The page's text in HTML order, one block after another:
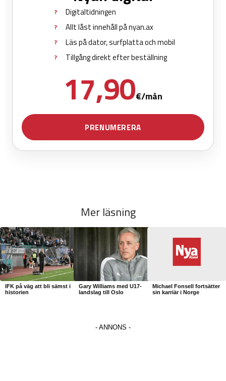
Mer läsning
IFK på väg att bli sämst i
historien
Gary Williams med U17-
landslag till Oslo
Michael Fonsell fortsätter
sin karriär i Norge